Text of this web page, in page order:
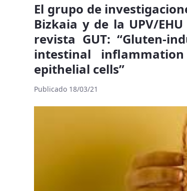
El grupo de
Bizkaia y de la UPV/
revista GUT: “Gluten-
intestinal
epithelial cells”
Publicado 18/03/21